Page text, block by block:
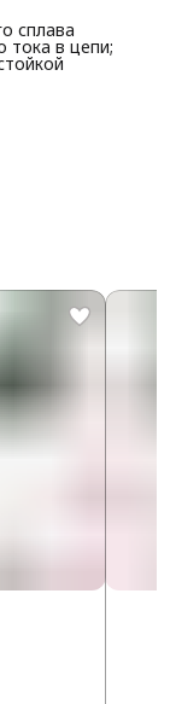
сплава
тока в цепи;